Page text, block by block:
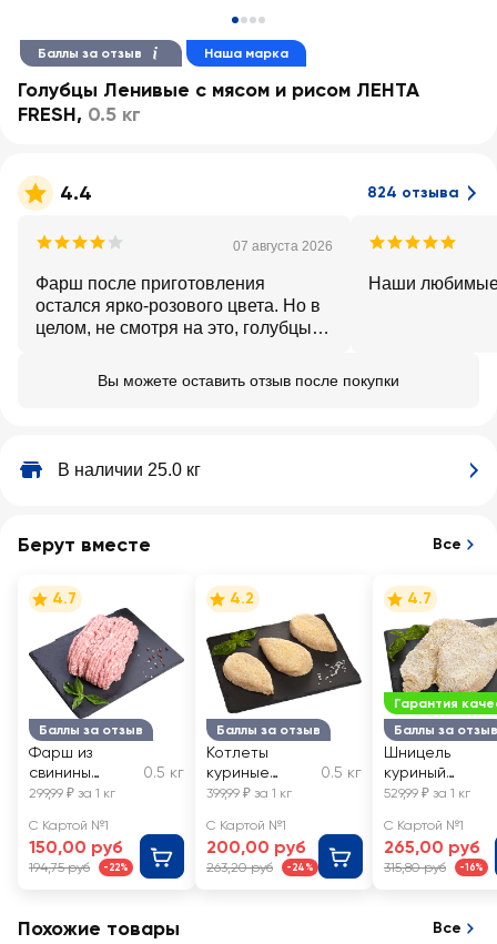
Баллы за отзыв Наша марка
Голубцы Ленивые с мясом и рисом ЛЕНТА
FRESH, 0.5 кг
4.4 824 отзыва
07 августа 2026
Фарш после приготовления
остался ярко-розового цвета. Но в
целом, не смотря на это, голубцы
Наши
Вы можете оставить отзыв после покупки
В наличии 25.0 кг
Берут вместе Все
Баллы за отзыв
4.7
Фарш из
свинины
Любительский
весовой
0.5 кг
299,99 ₽ за 1 кг
С Картой №1
150,00 руб
194,75 руб -22%
Баллы за отзыв
4.2
Котлеты
куриные
Классические
0.5 кг
399,99 ₽ за 1 кг
С Картой №1
200,00 руб
263,20 руб -24%
Гарантия
Баллы за отзыв
4.7
Шницель
куриный
ЛЕНТА FRESH
529,99 ₽ за 1 кг
С Картой №1
265,00 руб
315,80 руб -16%
Похожие товары Все